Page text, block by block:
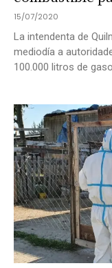
15/07/2020
La intendenta de
mediodía a
100.000 litros de